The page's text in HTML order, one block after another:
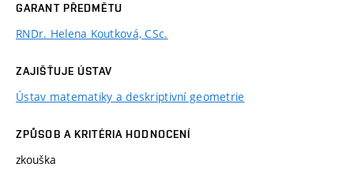
GARANT PŘEDMĚTU
RNDr. Helena Koutková, CSc.
ZAJIŠŤUJE ÚSTAV
Ústav matematiky a deskriptivní geometrie
ZPŮSOB A KRITÉRIA HODNOCENÍ
zkouška